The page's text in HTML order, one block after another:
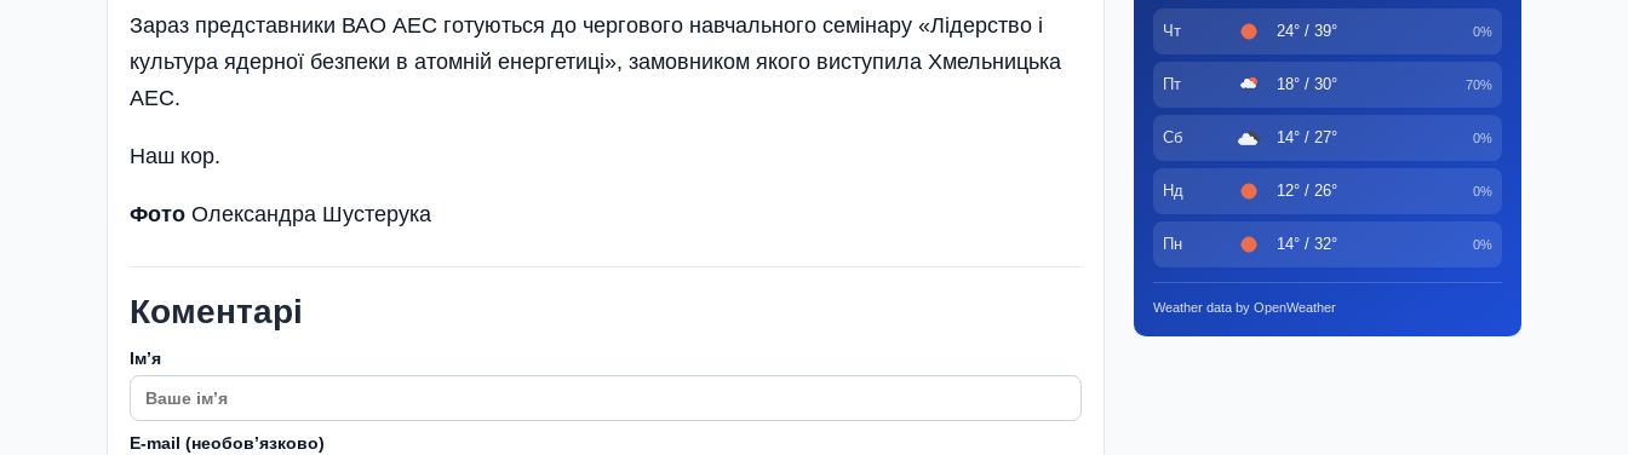
Зараз представники ВАО АЕС готуються до чергового навчального семінару «Лідерство і
культура ядерної безпеки в атомній енергетиці», замовником якого виступила Хмельницька
АЕС.
Наш кор.
Фото Олександра Шустерука
Коментарі
Імʼя
E-mail (необовʼязково)
Чт 24° / 39° 0%
Пт 18° / 30° 70%
Сб 14° / 27° 0%
Нд 12° / 26° 0%
Пн 14° / 32° 0%
Weather data by OpenWeather